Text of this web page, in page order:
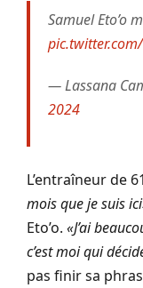
Samuel Eto’o
pic.twitter.com/
— Lassana
2024
L’entraîneur de
mois que je suis ici
Eto’o. «J’ai
c’est moi qui
pas finir sa